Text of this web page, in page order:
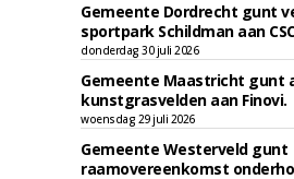
Gemeente Dordrecht gunt
sportpark Schildman aan
donderdag 30 juli 2026
Gemeente Maastricht gunt
kunstgrasvelden aan Finovi.
woensdag 29 juli 2026
Gemeente Westerveld gunt
raamovereenkomst